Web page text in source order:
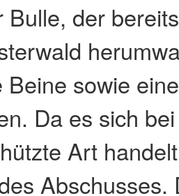
Bulle, der
Beine sowie
Da es sich
Art
Abschusses.